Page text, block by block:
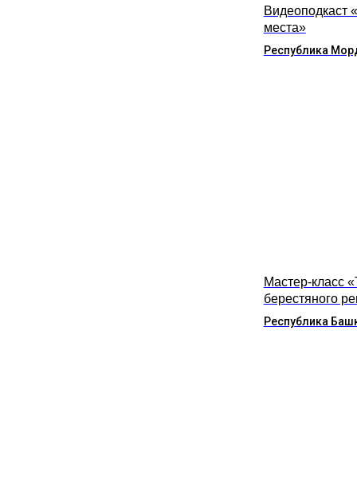
Видеоподкаст
места»
Республика
Мастер-класс
берестяного
Республика